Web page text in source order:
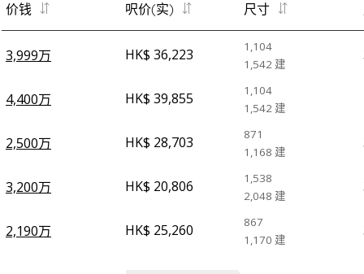
价钱 呎价(实) 尺寸
3,999万 HK$ 36,223
1,104
1,542 建
4,400万 HK$ 39,855
1,104
1,542 建
2,500万 HK$ 28,703
871
1,168 建
3,200万 HK$ 20,806
1,538
2,048 建
2,190万 HK$ 25,260
867
1,170 建